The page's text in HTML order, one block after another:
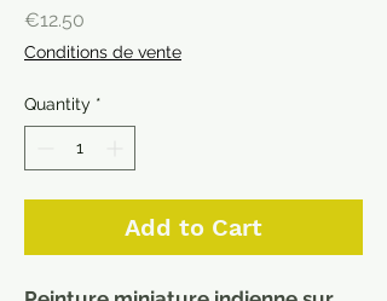
€12.50
Conditions de vente
Quantity *
Add to Cart